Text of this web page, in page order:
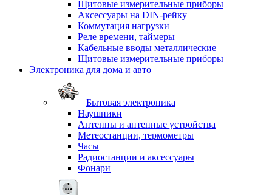
Щитовые измерительные приборы
Аксессуары на DIN-рейку
Коммутация нагрузки
Реле времени, таймеры
Кабельные вводы металлические
Щитовые измерительные приборы
Электроника для дома и авто
Бытовая электроника
Наушники
Антенны и антенные устройства
Метеостанции, термометры
Часы
Радиостанции и аксессуары
Фонари